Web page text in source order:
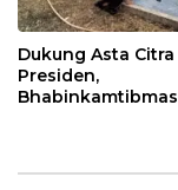
Dukung Asta Citra
Presiden,
Bhabinkamtibmas